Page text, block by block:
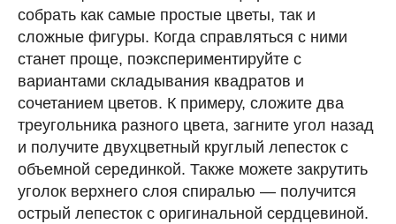
собрать как самые простые цветы, так и
сложные фигуры. Когда справляться с ними
станет проще, поэкспериментируйте с
вариантами складывания квадратов и
сочетанием цветов. К примеру, сложите два
треугольника разного цвета, загните угол назад
и получите двухцветный круглый лепесток с
объемной серединкой. Также можете закрутить
уголок верхнего слоя спиралью ― получится
острый лепесток с оригинальной сердцевиной.